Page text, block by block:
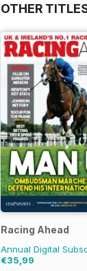
OTHER
Racing Ahead
Annual Digital
€35,99